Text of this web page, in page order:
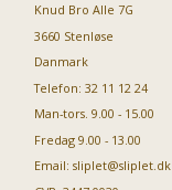
Knud Bro Alle 7G
3660 Stenløse
Danmark
Telefon: 32 11 12 24
Man-tors. 9.00 - 15.00
Fredag 9.00 - 13.00
Email: sliplet@sliplet.dk